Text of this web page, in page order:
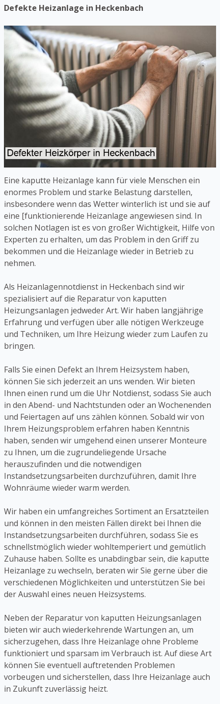
Defekte Heizanlage in Heckenbach
Eine kaputte Heizanlage kann für viele Menschen ein
enormes Problem und starke Belastung darstellen,
insbesondere wenn das Wetter winterlich ist und sie auf
eine [funktionierende Heizanlage angewiesen sind. In
solchen Notlagen ist es von großer Wichtigkeit, Hilfe von
Experten zu erhalten, um das Problem in den Griff zu
bekommen und die Heizanlage wieder in Betrieb zu
nehmen.
Als Heizanlagennotdienst in Heckenbach sind wir
spezialisiert auf die Reparatur von kaputten
Heizungsanlagen jedweder Art. Wir haben langjährige
Erfahrung und verfügen über alle nötigen Werkzeuge
und Techniken, um Ihre Heizung wieder zum Laufen zu
bringen.
Falls Sie einen Defekt an Ihrem Heizsystem haben,
können Sie sich jederzeit an uns wenden. Wir bieten
Ihnen einen rund um die Uhr Notdienst, sodass Sie auch
in den Abend- und Nachtstunden oder an Wochenenden
und Feiertagen auf uns zählen können. Sobald wir von
Ihrem Heizungsproblem erfahren haben Kenntnis
haben, senden wir umgehend einen unserer Monteure
zu Ihnen, um die zugrundeliegende Ursache
herauszufinden und die notwendigen
Instandsetzungsarbeiten durchzuführen, damit Ihre
Wohnräume wieder warm werden.
Wir haben ein umfangreiches Sortiment an Ersatzteilen
und können in den meisten Fällen direkt bei Ihnen die
Instandsetzungsarbeiten durchführen, sodass Sie es
schnellstmöglich wieder wohltemperiert und gemütlich
Zuhause haben. Sollte es unabdingbar sein, die kaputte
Heizanlage zu wechseln, beraten wir Sie gerne über die
verschiedenen Möglichkeiten und unterstützen Sie bei
der Auswahl eines neuen Heizsystems.
Neben der Reparatur von kaputten Heizungsanlagen
bieten wir auch wiederkehrende Wartungen an, um
sicherzugehen, dass Ihre Heizanlage ohne Probleme
funktioniert und sparsam im Verbrauch ist. Auf diese Art
können Sie eventuell auftretenden Problemen
vorbeugen und sicherstellen, dass Ihre Heizanlage auch
in Zukunft zuverlässig heizt.